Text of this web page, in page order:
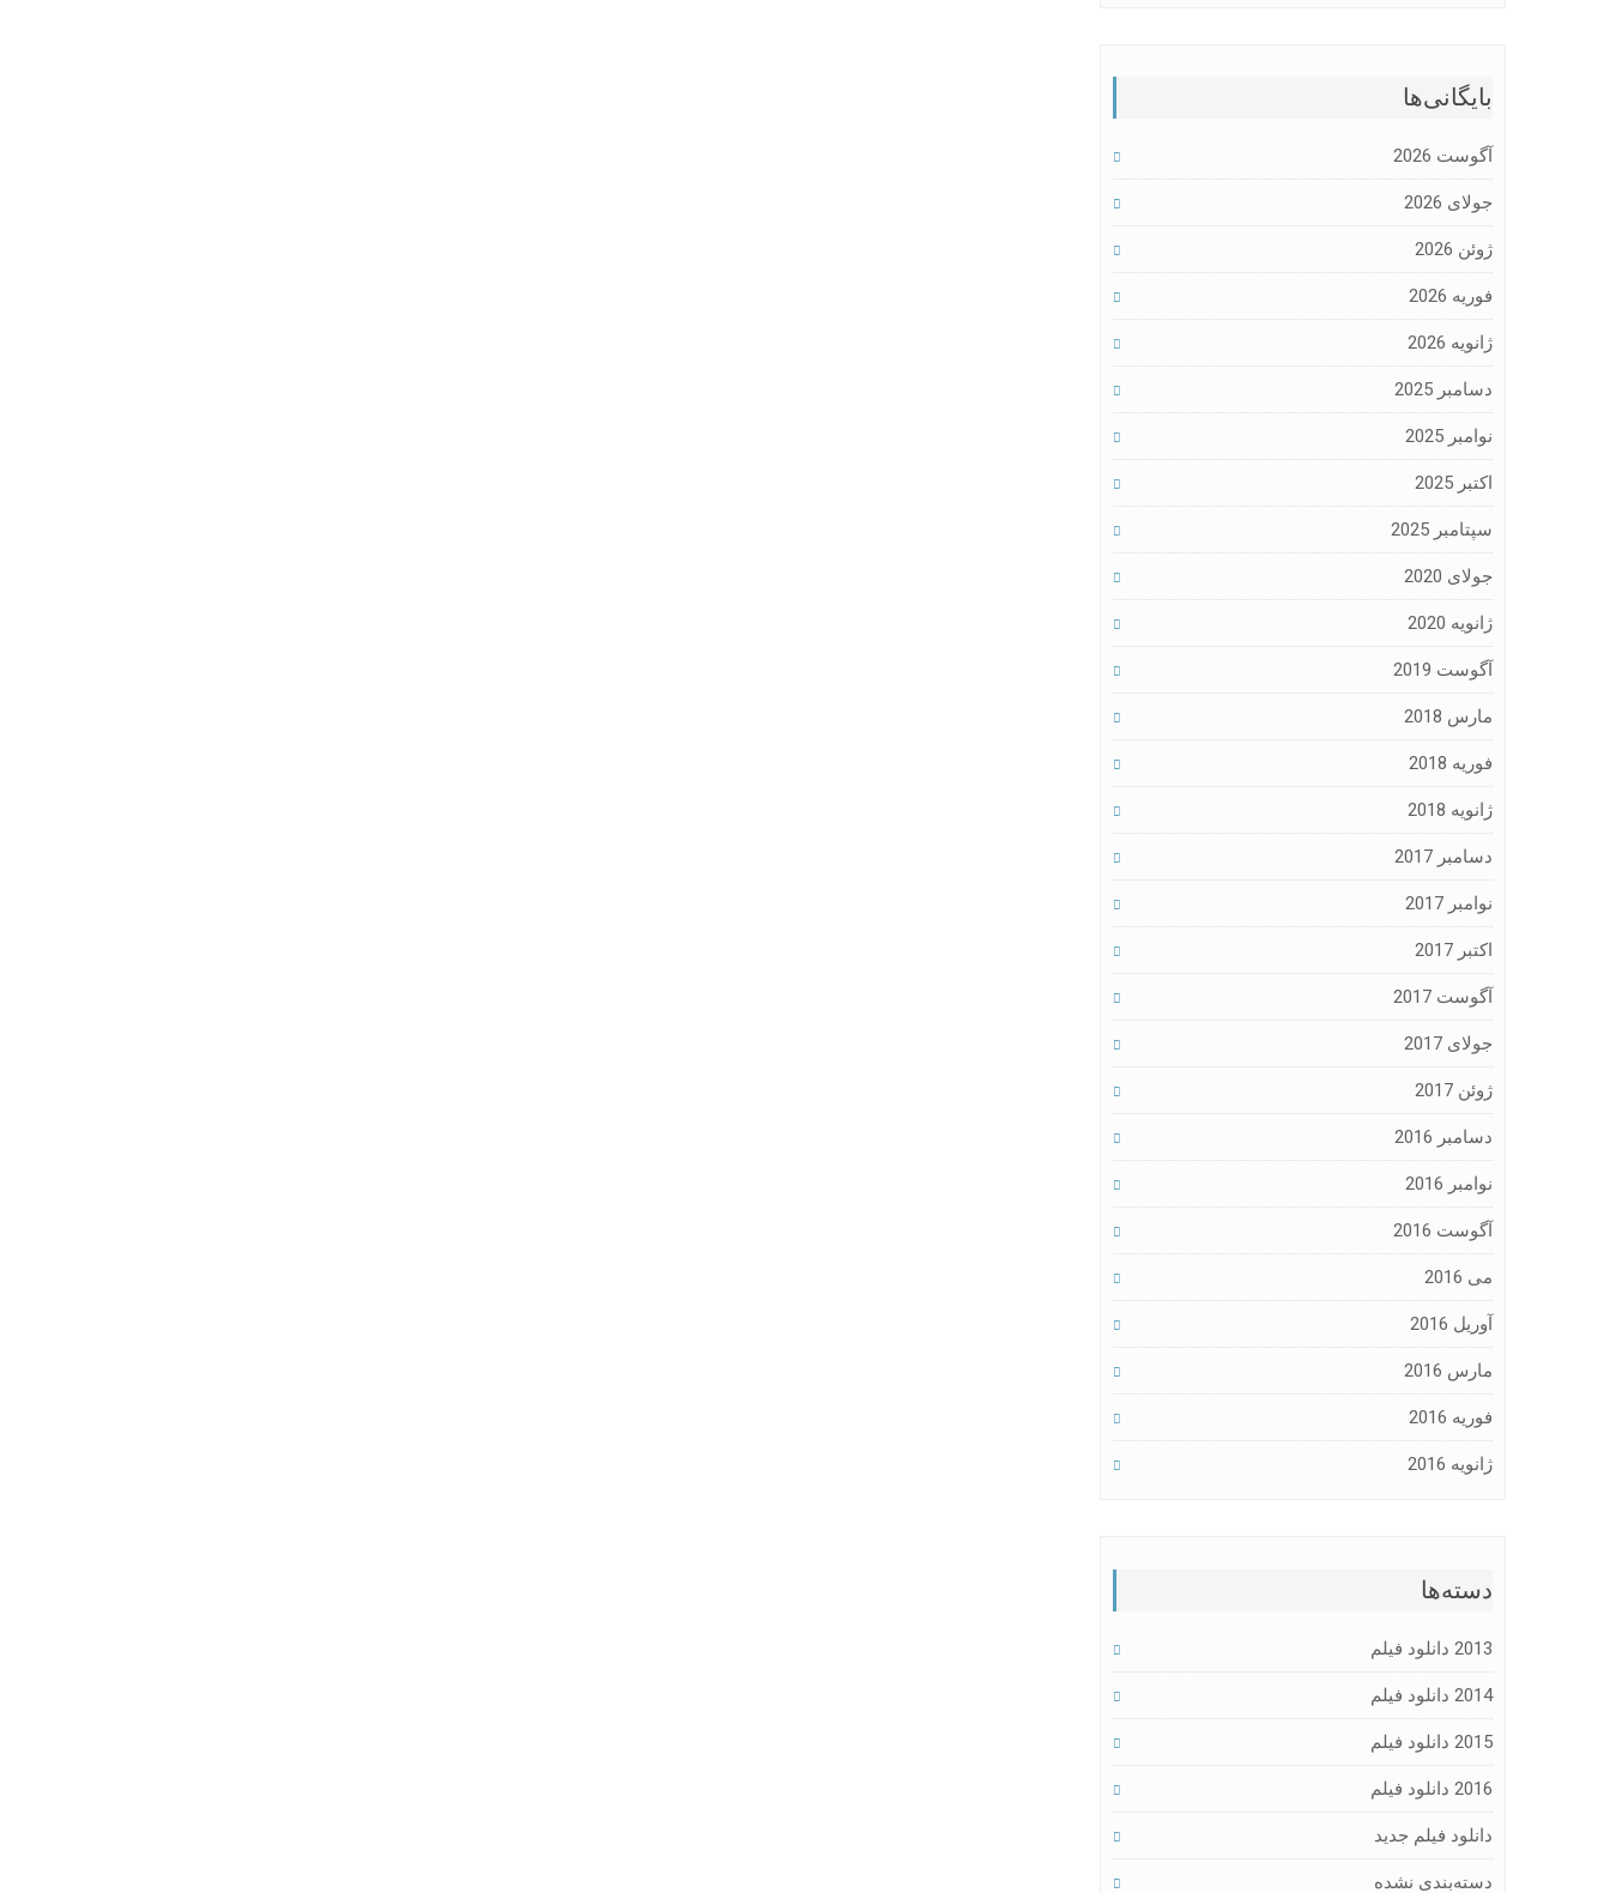
بایگانی‌ها
آگوست 2026
جولای 2026
ژوئن 2026
فوریه 2026
ژانویه 2026
دسامبر 2025
نوامبر 2025
اکتبر 2025
سپتامبر 2025
جولای 2020
ژانویه 2020
آگوست 2019
مارس 2018
فوریه 2018
ژانویه 2018
دسامبر 2017
نوامبر 2017
اکتبر 2017
آگوست 2017
جولای 2017
ژوئن 2017
دسامبر 2016
نوامبر 2016
آگوست 2016
می 2016
آوریل 2016
مارس 2016
فوریه 2016
ژانویه 2016
دسته‌ها
2013 دانلود فیلم
2014 دانلود فیلم
2015 دانلود فیلم
2016 دانلود فیلم
دانلود فیلم جدید
دسته‌بندی نشده